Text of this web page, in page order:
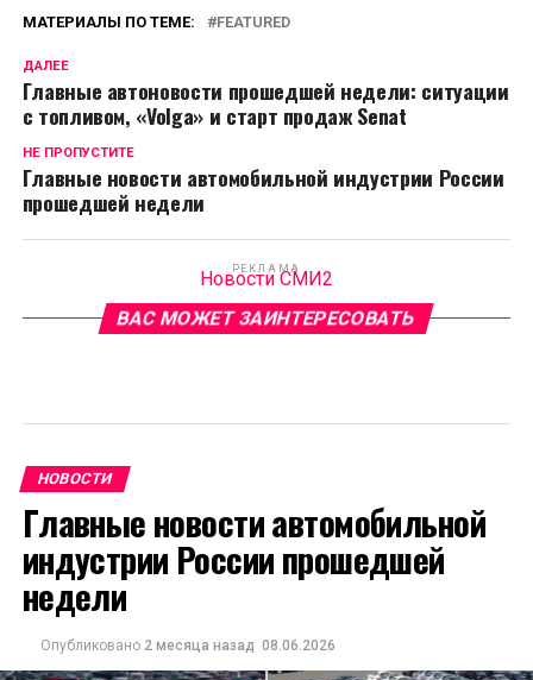
МАТЕРИАЛЫ ПО ТЕМЕ: FEATURED
ДАЛЕЕ
Главные автоновости прошедшей недели: ситуации
с топливом, «Volga» и старт продаж Senat
НЕ ПРОПУСТИТЕ
Главные новости автомобильной индустрии России
прошедшей недели
РЕКЛАМА
Новости СМИ2
ВАС МОЖЕТ ЗАИНТЕРЕСОВАТЬ
НОВОСТИ
Главные новости автомобильной
индустрии России прошедшей
недели
Опубликовано 2 месяца назад 08.06.2026